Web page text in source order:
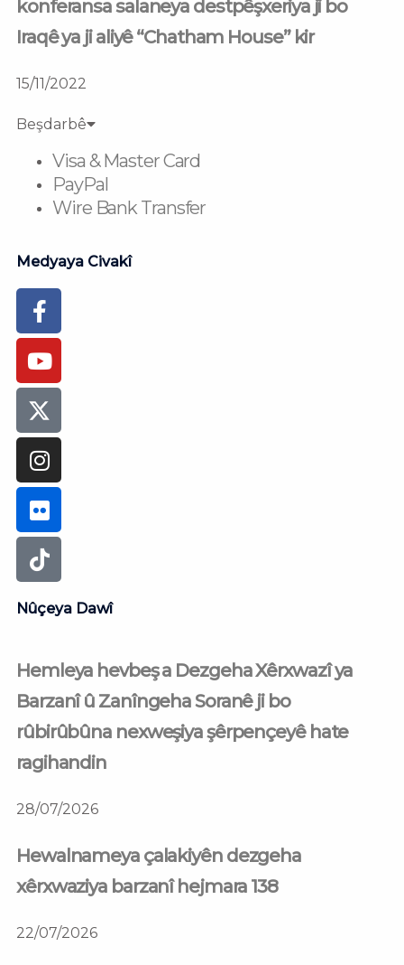
konferansa salaneya destpêşxeriya ji bo
Iraqê ya ji aliyê “Chatham House” kir
15/11/2022
Beşdarbê
Visa & Master Card
PayPal
Wire Bank Transfer
Medyaya Civakî
Facebook-
f
Youtube
Instagram
Flickr
Tiktok
Nûçeya Dawî
Hemleya hevbeş a Dezgeha Xêrxwazî ya
Barzanî û Zanîngeha Soranê ji bo
rûbirûbûna nexweşiya şêrpençeyê hate
ragihandin
28/07/2026
Hewalnameya çalakiyên dezgeha
xêrxwaziya barzanî hejmara 138
22/07/2026